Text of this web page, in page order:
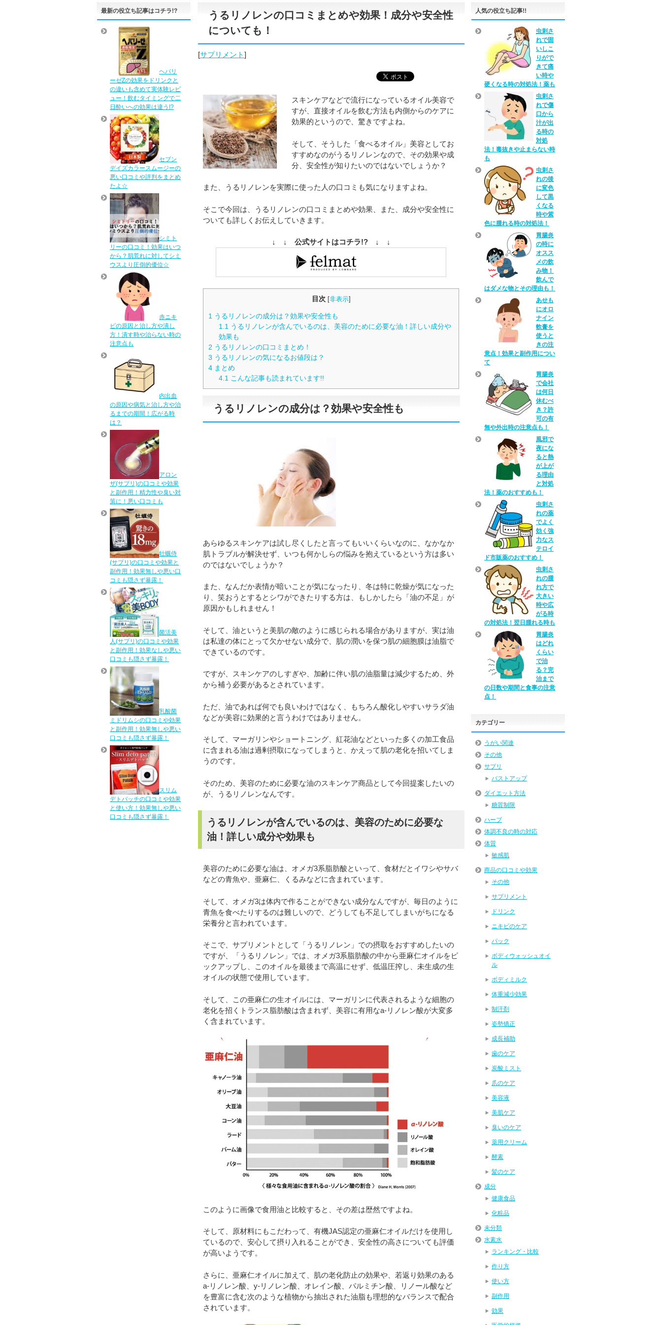
うるリノレンの口コミまとめや効果！成分や安全性
についても！
[サプリメント]
スキンケアなどで流行になっているオイル美容で
すが、直接オイルを飲む方法も内側からのケアに
効果的というので、驚きですよね。
そして、そうした「食べるオイル」美容としてお
すすめなのがうるリノレンなので、その効果や成
分、安全性が知りたいのではないでしょうか？
また、うるリノレンを実際に使った人の口コミも気になりますよね。
そこで今回は、うるリノレンの口コミまとめや効果、また、成分や安全性に
ついても詳しくお伝えしていきます。
↓ ↓ 公式サイトはコチラ!? ↓ ↓
目次 [非表示]
1 うるリノレンの成分は？効果や安全性も
1.1 うるリノレンが含んでいるのは、美容のために必要な油！詳しい成分や
効果も
2 うるリノレンの口コミまとめ！
3 うるリノレンの気になるお値段は？
4 まとめ
4.1 こんな記事も読まれています!!
うるリノレンの成分は？効果や安全性も
あらゆるスキンケアは試し尽くしたと言ってもいいくらいなのに、なかなか
肌トラブルが解決せず、いつも何かしらの悩みを抱えているという方は多い
のではないでしょうか？
また、なんだか表情が暗いことが気になったり、冬は特に乾燥が気になった
り、笑おうとするとシワができたりする方は、もしかしたら「油の不足」が
原因かもしれません！
そして、油というと美肌の敵のように感じられる場合がありますが、実は油
は私達の体にとって欠かせない成分で、肌の潤いを保つ肌の細胞膜は油脂で
できているのです。
ですが、スキンケアのしすぎや、加齢に伴い肌の油脂量は減少するため、外
から補う必要があるとされています。
ただ、油であれば何でも良いわけではなく、もちろん酸化しやすいサラダ油
などが美容に効果的と言うわけではありません。
そして、マーガリンやショートニング、紅花油などといった多くの加工食品
に含まれる油は過剰摂取になってしまうと、かえって肌の老化を招いてしま
うのです。
そのため、美容のために必要な油のスキンケア商品として今回提案したいの
が、うるリノレンなんです。
うるリノレンが含んでいるのは、美容のために必要な
油！詳しい成分や効果も
美容のために必要な油は、オメガ3系脂肪酸といって、食材だとイワシやサバ
などの青魚や、亜麻仁、くるみなどに含まれています。
そして、オメガ3は体内で作ることができない成分なんですが、毎日のように
青魚を食べたりするのは難しいので、どうしても不足してしまいがちになる
栄養分と言われています。
そこで、サプリメントとして「うるリノレン」での摂取をおすすめしたいの
ですが、「うるリノレン」では、オメガ3系脂肪酸の中から亜麻仁オイルをピ
ックアップし、このオイルを最後まで高温にせず、低温圧搾し、未生成の生
オイルの状態で使用しています。
そして、この亜麻仁の生オイルには、マーガリンに代表されるような細胞の
老化を招くトランス脂肪酸は含まれず、美容に有用なa-リノレン酸が大変多
く含まれています。
このように画像で食用油と比較すると、その差は歴然ですよね。
そして、原材料にもこだわって、有機JAS認定の亜麻仁オイルだけを使用し
ているので、安心して摂り入れることができ、安全性の高さについても評価
が高いようです。
さらに、亜麻仁オイルに加えて、肌の老化防止の効果や、若返り効果のある
a-リノレン酸、y-リノレン酸、オレイン酸、パルミチン酸、リノール酸など
を豊富に含む次のような植物から抽出された油脂も理想的なバランスで配合
されています。
最新の役立ち記事はコチラ!?
ヘパリ
ーゼZの効果をドリンクと
の違いも含めて実体験レビ
ュー！飲むタイミングで二
日酔いへの効果は違う!?
セブン
デイズカラースムージーの
悪い口コミや評判をまとめ
たよ☆
シミト
リーの口コミ！効果はいつ
から？肌荒れに対してシミ
ウスより圧倒的優位☆
赤ニキ
ビの原因と治し方や潰し
方！潰す時や治らない時の
注意点も
内出血
の原因や病気と治し方や治
るまでの期間！広がる時
は？
アロン
ザ(サプリ)の口コミや効果
と副作用！精力性や臭い対
策に！悪い口コミも
牡蠣侍
(サプリ)の口コミや効果と
副作用！効果無しや悪い口
コミも隠さず暴露！
菌活美
人(サプリ)の口コミや効果
と副作用！効果なしや悪い
口コミも隠さず暴露！
乳酸菌
ミドリムシの口コミや効果
と副作用！効果無しや悪い
口コミも隠さず暴露！
スリム
デトパッチの口コミや効果
と使い方！効果無しや悪い
口コミも隠さず暴露！
人気の役立ち記事!!
虫刺さ
れで固
いしこ
りがで
きて痛
い時や
硬くなる時の対処法！薬も
虫刺さ
れで傷
口から
汁が出
る時の
対処
法！毒抜きや止まらない時
も
虫刺さ
れの後
に変色
して黒
くなる
時や紫
色に腫れる時の対処法！
胃腸炎
の時に
オスス
メの飲
み物！
飲んで
はダメな物とその理由も！
あせも
にオロ
ナイン
軟膏を
使うと
きの注
意点！効果と副作用につい
て
胃腸炎
で会社
は何日
休むべ
き？許
可の有
無や外出時の注意点も！
風邪で
夜にな
ると熱
が上が
る理由
と対処
法！薬のおすすめも！
虫刺さ
れの薬
でよく
効く強
力なス
テロイ
ド市販薬のおすすめ！
虫刺さ
れの腫
れ方で
大きい
時や広
がる時
の対処法！翌日腫れる時も
胃腸炎
はどれ
くらい
で治
る？完
治まで
の日数や期間と食事の注意
点！
カテゴリー
うがい関連
その他
サプリ
バストアップ
ダイエット方法
糖質制限
ハーブ
体調不良の時の対応
体質
敏感肌
商品の口コミや効果
その他
サプリメント
ドリンク
ニキビのケア
パック
ボディウォッシュオイ
ル
ボディミルク
体重減少効果
制汗剤
姿勢矯正
成長補助
歯のケア
炭酸ミスト
爪のケア
美容液
美肌ケア
臭いのケア
薬用クリーム
酵素
髪のケア
成分
健康食品
化粧品
未分類
水素水
ランキング・比較
作り方
使い方
副作用
効果